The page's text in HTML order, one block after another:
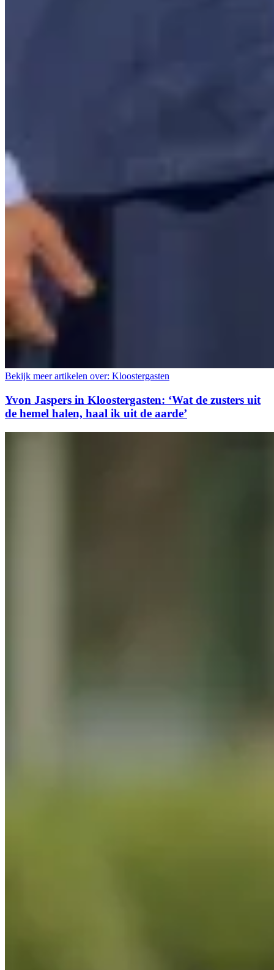
Bekijk meer artikelen over: Kloostergasten
Yvon Jaspers in Kloostergasten: ‘Wat de zusters uit
de hemel halen, haal ik uit de aarde’